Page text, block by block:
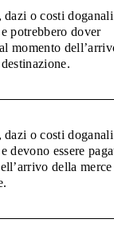
o costi doganali
potrebbero dover
momento
o costi doganali
devono essere
della merce